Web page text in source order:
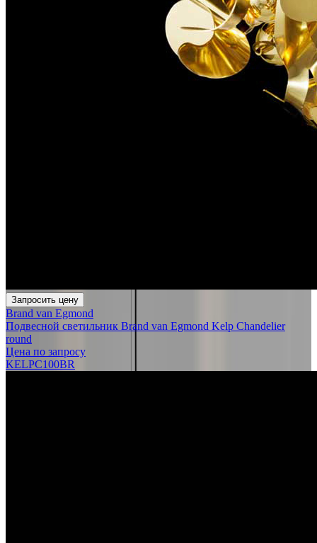
Запросить цену
Brand van Egmond
Подвесной светильник Brand van Egmond Kelp Chandelier
round
Цена по запросу
KELPC100BR